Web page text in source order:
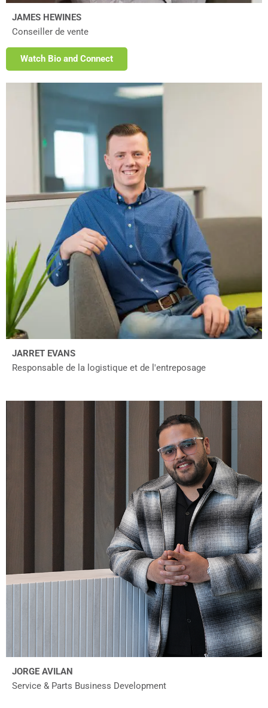
JAMES HEWINES
Conseiller de vente
Watch Bio and Connect
JARRET EVANS
Responsable de la logistique et de l'entreposage
JORGE AVILAN
Service & Parts Business Development